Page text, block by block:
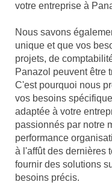
votre entreprise à
Nous savons
unique et que vos
projets, de
Panazol peuvent être
C'est pourquoi nous
vos besoins
adaptée à votre
passionnés par notre
performance
à l'affût des dernières
fournir des solutions
besoins précis.